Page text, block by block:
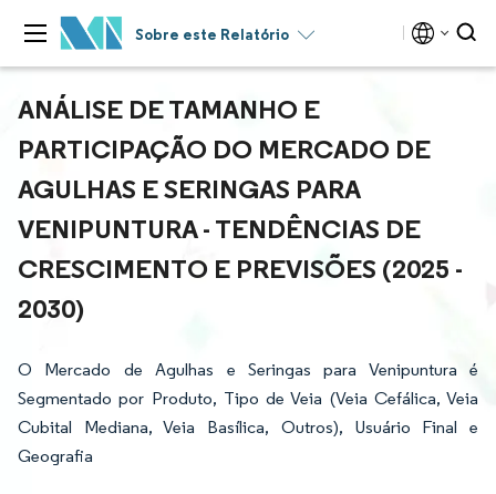
Sobre este Relatório
ANÁLISE DE TAMANHO E
PARTICIPAÇÃO DO MERCADO DE
AGULHAS E SERINGAS PARA
VENIPUNTURA - TENDÊNCIAS DE
CRESCIMENTO E PREVISÕES (2025 -
2030)
O Mercado de Agulhas e Seringas para Venipuntura é
Segmentado por Produto, Tipo de Veia (Veia Cefálica, Veia
Cubital Mediana, Veia Basílica, Outros), Usuário Final e
Geografia